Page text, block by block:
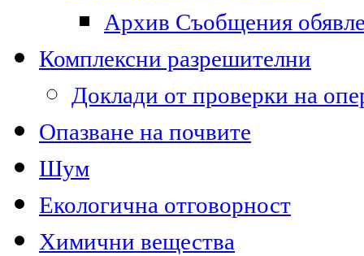
Архив Съобщения
Комплексни разрешителни
Доклади от проверки на
Опазване на почвите
Шум
Екологична отговорност
Химични вещества